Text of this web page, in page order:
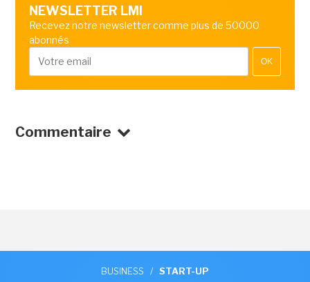
NEWSLETTER LMI
Recevez notre newsletter comme plus de 50000
abonnés
OK
Commentaire
BUSINESS / START-UP